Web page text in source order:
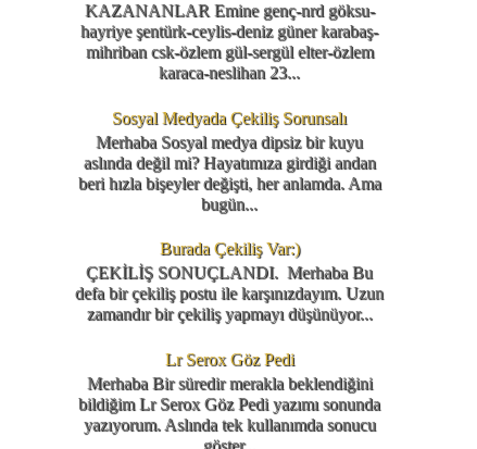
KAZANANLAR Emine genç-nrd göksu-
hayriye şentürk-ceylis-deniz güner karabaş-
mihriban csk-özlem gül-sergül elter-özlem
karaca-neslihan 23...
Sosyal Medyada Çekiliş Sorunsalı
Merhaba Sosyal medya dipsiz bir kuyu
aslında değil mi? Hayatımıza girdiği andan
beri hızla bişeyler değişti, her anlamda. Ama
bugün...
Burada Çekiliş Var:)
ÇEKİLİŞ SONUÇLANDI. Merhaba Bu
defa bir çekiliş postu ile karşınızdayım. Uzun
zamandır bir çekiliş yapmayı düşünüyor...
Lr Serox Göz Pedi
Merhaba Bir süredir merakla beklendiğini
bildiğim Lr Serox Göz Pedi yazımı sonunda
yazıyorum. Aslında tek kullanımda sonucu
göster...